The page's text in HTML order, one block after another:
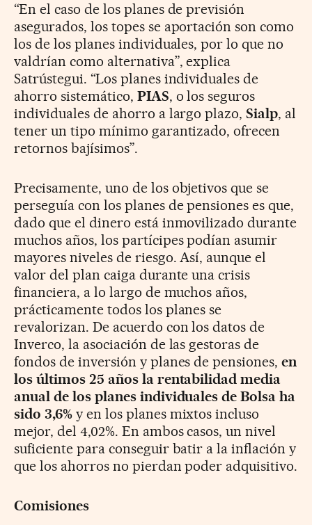
“En el caso de los planes de previsión
asegurados, los topes se aportación son como
los de los planes individuales, por lo que no
valdrían como alternativa”, explica
Satrústegui. “Los planes individuales de
ahorro sistemático, PIAS, o los seguros
individuales de ahorro a largo plazo,Sialp, al
tener un tipo mínimo garantizado, ofrecen
retornos bajísimos”.
Precisamente, uno de los objetivos que se
perseguía con los planes de pensiones es que,
dado que el dinero está inmovilizado durante
muchos años, los partícipes podían asumir
mayores niveles de riesgo. Así, aunque el
valor del plan caiga durante una crisis
financiera, a lo largo de muchos años,
prácticamente todos los planes se
revalorizan. De acuerdo con los datos de
Inverco, la asociación de las gestoras de
fondos de inversión y planes de pensiones,en
los últimos 25 años la rentabilidad media
anual de los planes individuales de Bolsa ha
sido 3,6%y en los planes mixtos incluso
mejor, del 4,02%. En ambos casos, un nivel
suficiente para conseguir batir a la inflación y
que los ahorros no pierdan poder adquisitivo.
Comisiones